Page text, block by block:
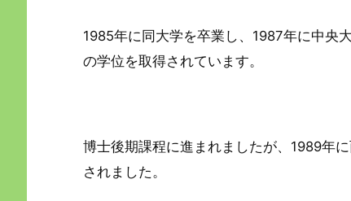
1985年に同大学を卒業し、1987年に中央
の学位を取得されています。
博士後期課程に進まれましたが、1989年
されました。